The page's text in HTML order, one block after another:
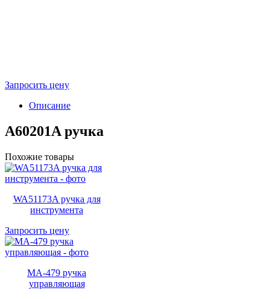
Запросить цену
Описание
A60201A ручка
Похожие товары
WA51173A ручка для
инструмента
Запросить цену
MA-479 ручка
управляющая